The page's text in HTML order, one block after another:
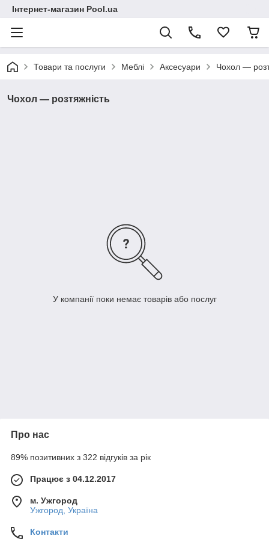
Інтернет-магазин Pool.ua
Товари та послуги Меблі Аксесуари Чохол —
Чохол — розтяжність
У компанії поки немає товарів або послуг
Про нас
89% позитивних з 322 відгуків за рік
Працює з 04.12.2017
м. Ужгород
Ужгород, Україна
Контакти